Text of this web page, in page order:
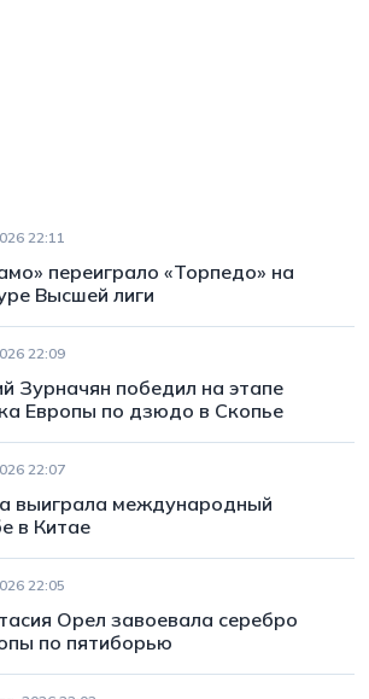
22:11
переиграло «Торпедо» на
Высшей лиги
22:09
Зурначян победил на этапе
Европы по дзюдо в Скопье
22:07
выиграла международный
в Китае
22:05
Орел завоевала серебро
по пятиборью